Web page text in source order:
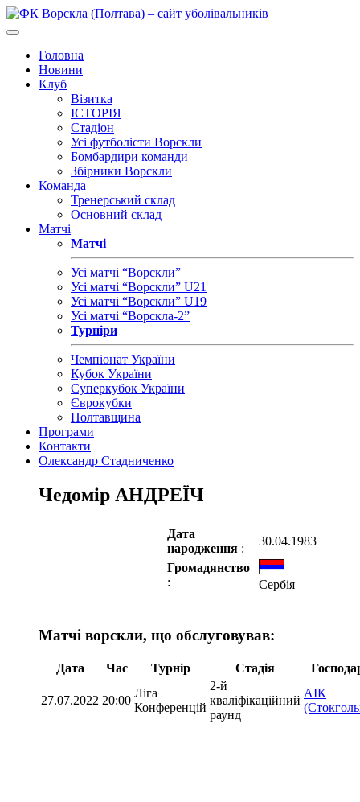
Головна
Новини
Клуб
Візитка
ІСТОРІЯ
Стадіон
Усі футболісти Ворскли
Бомбардири команди
Збірники Ворскли
Команда
Тренерський склад
Основний склад
Матчі
Матчі
Усі матчі “Ворскли”
Усі матчі “Ворскли” U21
Усі матчі “Ворскли” U19
Усі матчі “Ворскла-2”
Турніри
Чемпіонат України
Кубок України
Суперкубок України
Єврокубки
Полтавщина
Програми
Контакти
Олександр Стадниченко
Чедомір АНДРЕЇЧ
Дата
народження :
30.04.1983
Громадянство
:
Сербія
Матчі ворскли, що обслуговував:
Дата Час Турнір Стадія
27.07.2022 20:00
Ліга
Конференцій
2-й
кваліфікаційний
раунд
АІК